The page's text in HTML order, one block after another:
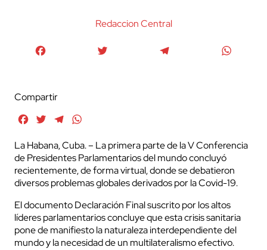
Redaccion Central
Compartir
FacebookTwitterTelegram
La Habana, Cuba. – La primera parte de la V Conferencia
de Presidentes Parlamentarios del mundo concluyó
recientemente, de forma virtual, donde se debatieron
diversos problemas globales derivados por la Covid-19.
El documento Declaración Final suscrito por los altos
líderes parlamentarios concluye que esta crisis sanitaria
pone de manifiesto la naturaleza interdependiente del
mundo y la necesidad de un multilateralismo efectivo.